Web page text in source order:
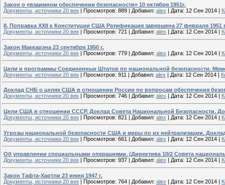
Закон о «взаимном обеспечении безопасности» 10 октября 1951г.
Документы, источники 20 век | Просмотров: 889 | Добавил: alex | Дата: 12 Сен 2014 |
8. Поправка XXII к Конституции США Ратификация завершена 27 февраля 1951
Документы, источники 20 век
Просмотров: 721 Добавил: alex Дата: 12 Сен 2014
Закон Маккарэна 23 сентября 1950 г.
Документы, источники 20 век | Просмотров: 779 | Добавил: alex | Дата: 12 Сен 2014 |
Цели и программы Соединенных Штатов по национальной безопасности.
Документы, источники 20 век | Просмотров: 911 | Добавил: alex | Дата: 12 Сен 2014 |
Доклад СНБ о целях США в отношении России по вопросам обеспечения
Документы, источники 20 век
Просмотров: 746 Добавил: alex Дата: 12 Сен 2014
Цели США в отношении СССР. Доклад Совета Национальной Безопасности.
Документы, источники 20 век | Просмотров: 821 | Добавил: alex | Дата: 12 Сен 2014 |
Угрозы национальной безопасности США и меры по их нейтрализации.
Документы, источники 20 век | Просмотров: 661 | Добавил: alex | Дата: 12 Сен 2014 |
Об управлении специальными операциями. (Директива 10/2 Совета
Документы, источники 20 век | Просмотров: 937 | Добавил: alex | Дата: 12 Сен 2014 |
Закон Тафта-Хартли 23 июня 1947 г.
Документы, источники 20 век | Просмотров: 764 | Добавил: alex | Дата: 12 Сен 2014 |